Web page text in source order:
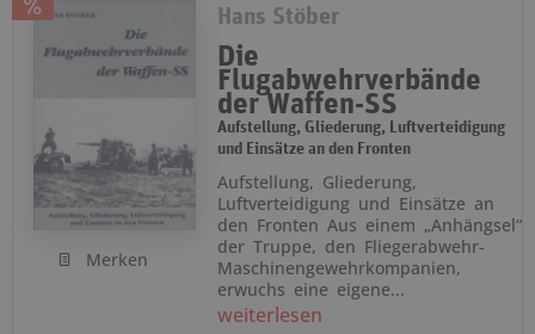
Merken
Hans Stöber
Die
Flugabwehrverbände
der Waffen-SS
Aufstellung, Gliederung, Luftverteidigung
und Einsätze an den Fronten
Aufstellung, Gliederung,
Luftverteidigung und Einsätze an
den Fronten Aus einem „Anhängsel“
der Truppe, den Fliegerabwehr-
Maschinengewehrkompanien,
erwuchs eine eigene...
weiterlesen